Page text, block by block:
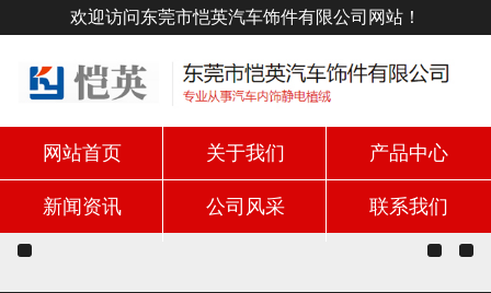
欢迎访问东莞市恺英汽车饰件有限公司网站！
网站首页 关于我们 产品中心
新闻资讯 公司风采 联系我们